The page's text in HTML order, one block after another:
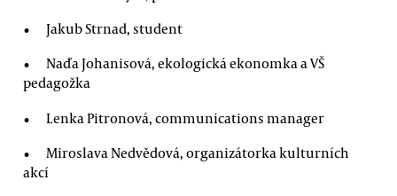
Jakub Strnad, student
Naďa Johanisová, ekologická ekonomka a VŠ
pedagožka
Lenka Pitronová, communications manager
Miroslava Nedvědová, organizátorka kulturních
akcí